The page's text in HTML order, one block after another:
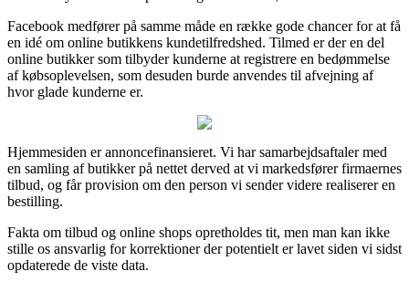
Facebook medfører på samme måde en række gode chancer for at få
en idé om online butikkens kundetilfredshed. Tilmed er der en del
online butikker som tilbyder kunderne at registrere en bedømmelse
af købsoplevelsen, som desuden burde anvendes til afvejning af
hvor glade kunderne er.
Hjemmesiden er annoncefinansieret. Vi har samarbejdsaftaler med
en samling af butikker på nettet derved at vi markedsfører firmaernes
tilbud, og får provision om den person vi sender videre realiserer en
bestilling.
Fakta om tilbud og online shops opretholdes tit, men man kan ikke
stille os ansvarlig for korrektioner der potentielt er lavet siden vi sidst
opdaterede de viste data.